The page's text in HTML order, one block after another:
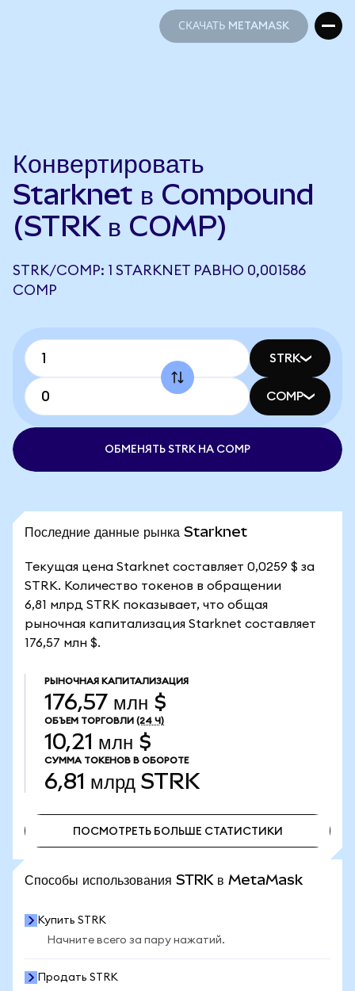
СКАЧАТЬ METAMASK
Конвертировать
Starknet в Compound
(STRK в COMP)
STRK/COMP: 1 STARKNET РАВНО 0,001586
COMP
STRK
COMP
ОБМЕНЯТЬ STRK НА COMP
Последние данные рынка Starknet
Текущая цена Starknet составляет 0,0259 $ за
STRK. Количество токенов в обращении
6,81 млрд STRK показывает, что общая
рыночная капитализация Starknet составляет
176,57 млн $.
РЫНОЧНАЯ КАПИТАЛИЗАЦИЯ
176,57 млн $
ОБЪЕМ ТОРГОВЛИ (24 Ч)
10,21 млн $
СУММА ТОКЕНОВ В ОБОРОТЕ
6,81 млрд STRK
ПОСМОТРЕТЬ БОЛЬШЕ СТАТИСТИКИ
Способы использования STRK в MetaMask
Купить STRK
Начните всего за пару нажатий.
Продать STRK